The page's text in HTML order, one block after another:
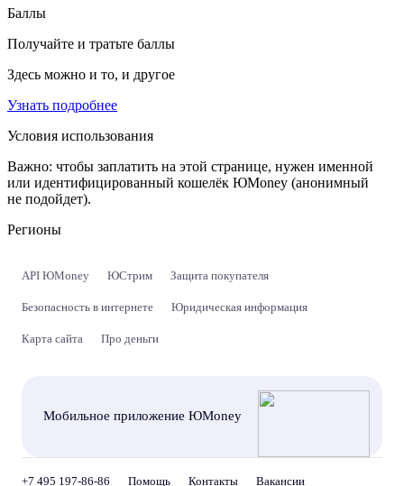
Баллы
Получайте и тратьте баллы
Здесь можно и то, и другое
Узнать подробнее
Условия использования
Важно: чтобы заплатить на этой странице, нужен именной
или идентифицированный кошелёк ЮMoney (анонимный
не подойдет).
Регионы
API ЮMoney ЮСтрим Защита покупателя
Безопасность в интернете Юридическая информация
Карта сайта Про деньги
Мобильное приложение ЮMoney
+7 495 197-86-86 Помощь Контакты Вакансии